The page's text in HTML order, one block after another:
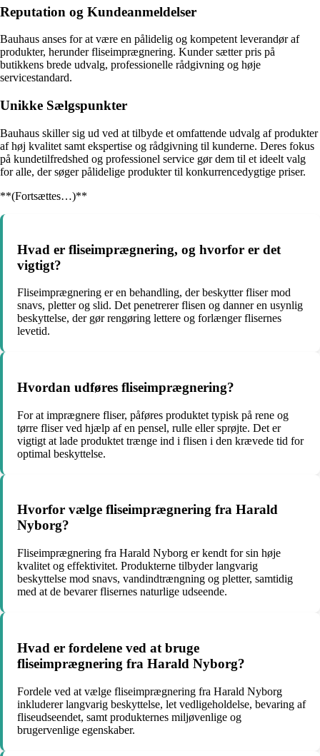
Reputation og Kundeanmeldelser
Bauhaus anses for at være en pålidelig og kompetent leverandør af
produkter, herunder fliseimprægnering. Kunder sætter pris på
butikkens brede udvalg, professionelle rådgivning og høje
servicestandard.
Unikke Sælgspunkter
Bauhaus skiller sig ud ved at tilbyde et omfattende udvalg af produkter
af høj kvalitet samt ekspertise og rådgivning til kunderne. Deres fokus
på kundetilfredshed og professionel service gør dem til et ideelt valg
for alle, der søger pålidelige produkter til konkurrencedygtige priser.
**(Fortsættes…)**
Hvad er fliseimprægnering, og hvorfor er det
vigtigt?
Fliseimprægnering er en behandling, der beskytter fliser mod
snavs, pletter og slid. Det penetrerer flisen og danner en usynlig
beskyttelse, der gør rengøring lettere og forlænger flisernes
levetid.
Hvordan udføres fliseimprægnering?
For at imprægnere fliser, påføres produktet typisk på rene og
tørre fliser ved hjælp af en pensel, rulle eller sprøjte. Det er
vigtigt at lade produktet trænge ind i flisen i den krævede tid for
optimal beskyttelse.
Hvorfor vælge fliseimprægnering fra Harald
Nyborg?
Fliseimprægnering fra Harald Nyborg er kendt for sin høje
kvalitet og effektivitet. Produkterne tilbyder langvarig
beskyttelse mod snavs, vandindtrængning og pletter, samtidig
med at de bevarer flisernes naturlige udseende.
Hvad er fordelene ved at bruge
fliseimprægnering fra Harald Nyborg?
Fordele ved at vælge fliseimprægnering fra Harald Nyborg
inkluderer langvarig beskyttelse, let vedligeholdelse, bevaring af
fliseudseendet, samt produkternes miljøvenlige og
brugervenlige egenskaber.